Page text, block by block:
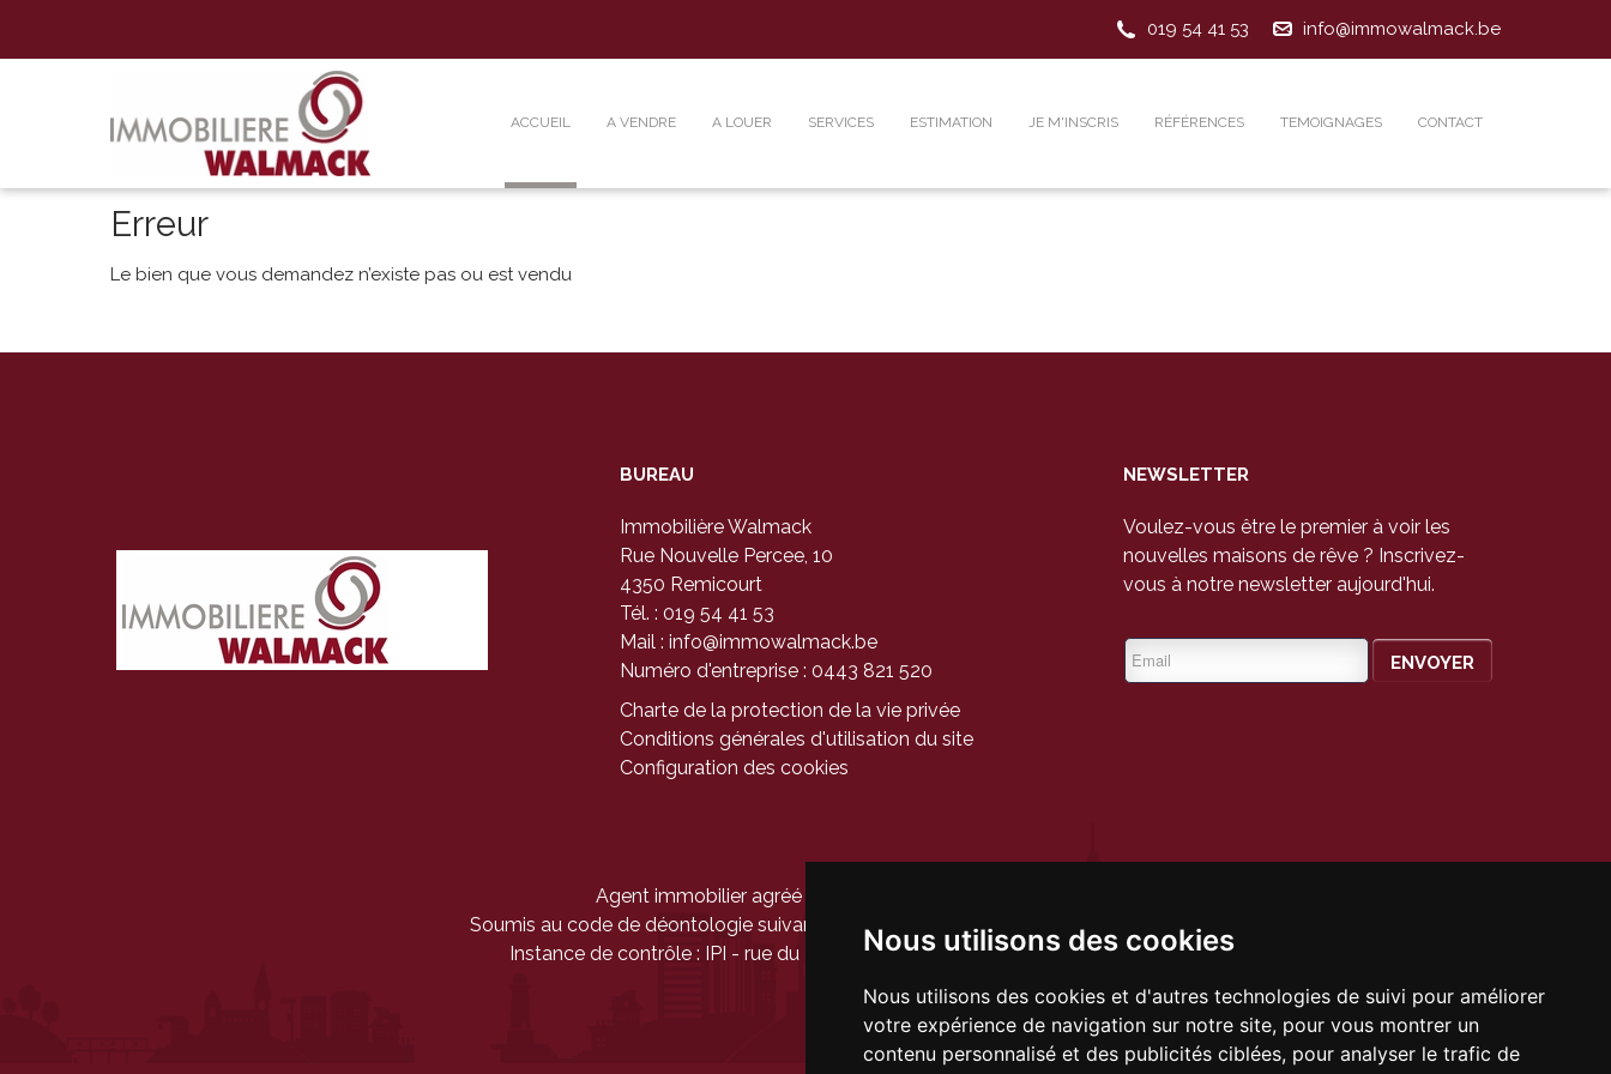
Nous utilisons des cookies
Nous utilisons des cookies et d'autres technologies de suivi pour améliorer
votre expérience de navigation sur notre site, pour vous montrer un
contenu personnalisé et des publicités ciblées, pour analyser le trafic de
info@immowalmack.be
019 54 41 53
ACCUEIL A VENDRE A LOUER SERVICES ESTIMATION JE M'INSCRIS RÉFÉRENCES TEMOIGNAGES CONTACT
Erreur
Le bien que vous demandez n’existe pas ou est vendu
BUREAU
Immobilière Walmack
Rue Nouvelle Percee, 10
4350 Remicourt
Tél. : 019 54 41 53
Mail : info@immowalmack.be
Numéro d'entreprise : 0443 821 520
Charte de la protection de la vie privée
Conditions générales d'utilisation du site
Configuration des cookies
NEWSLETTER
Voulez-vous être le premier à voir les
nouvelles maisons de rêve ? Inscrivez-
vous à notre newsletter aujourd'hui.
Agent immobilier agréé - Belgique - IPI 104 944
Soumis au code de déontologie suivant
l'arrêté royal du 27 septembre 2006
Instance de contrôle : IPI - rue du Luxembourg 16b - 1000 Bruxelles